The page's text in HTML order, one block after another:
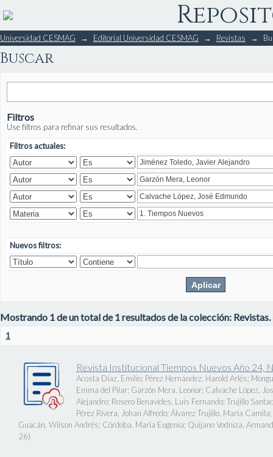
Buscar
Universidad CESMAG → Editorial Universidad CESMAG → Revistas →
Buscar
Filtros
Use filtros para refinar sus resultados.
Filtros actuales:
Nuevos filtros:
Mostrando 1 de un total de 1 resultados de la colección: Revistas.
1
Revista Institucional Tiempos Nuevos Año 24,
Acosta Díaz, Emilio; Pérez Hernández, Harold Arlés;
Emma del Pilar; Garzón Mera, Leonor; Calvache López,
Alejandro; Rosero Benavides, Luis Fernando; Trujillo
Pérez Rivera, Johan Alfredo; Álvarez Trujillo, María Camila;
Guacán, Wilson Andrés; Córdoba, María Eugenia; Quijano Vodniza,
26)